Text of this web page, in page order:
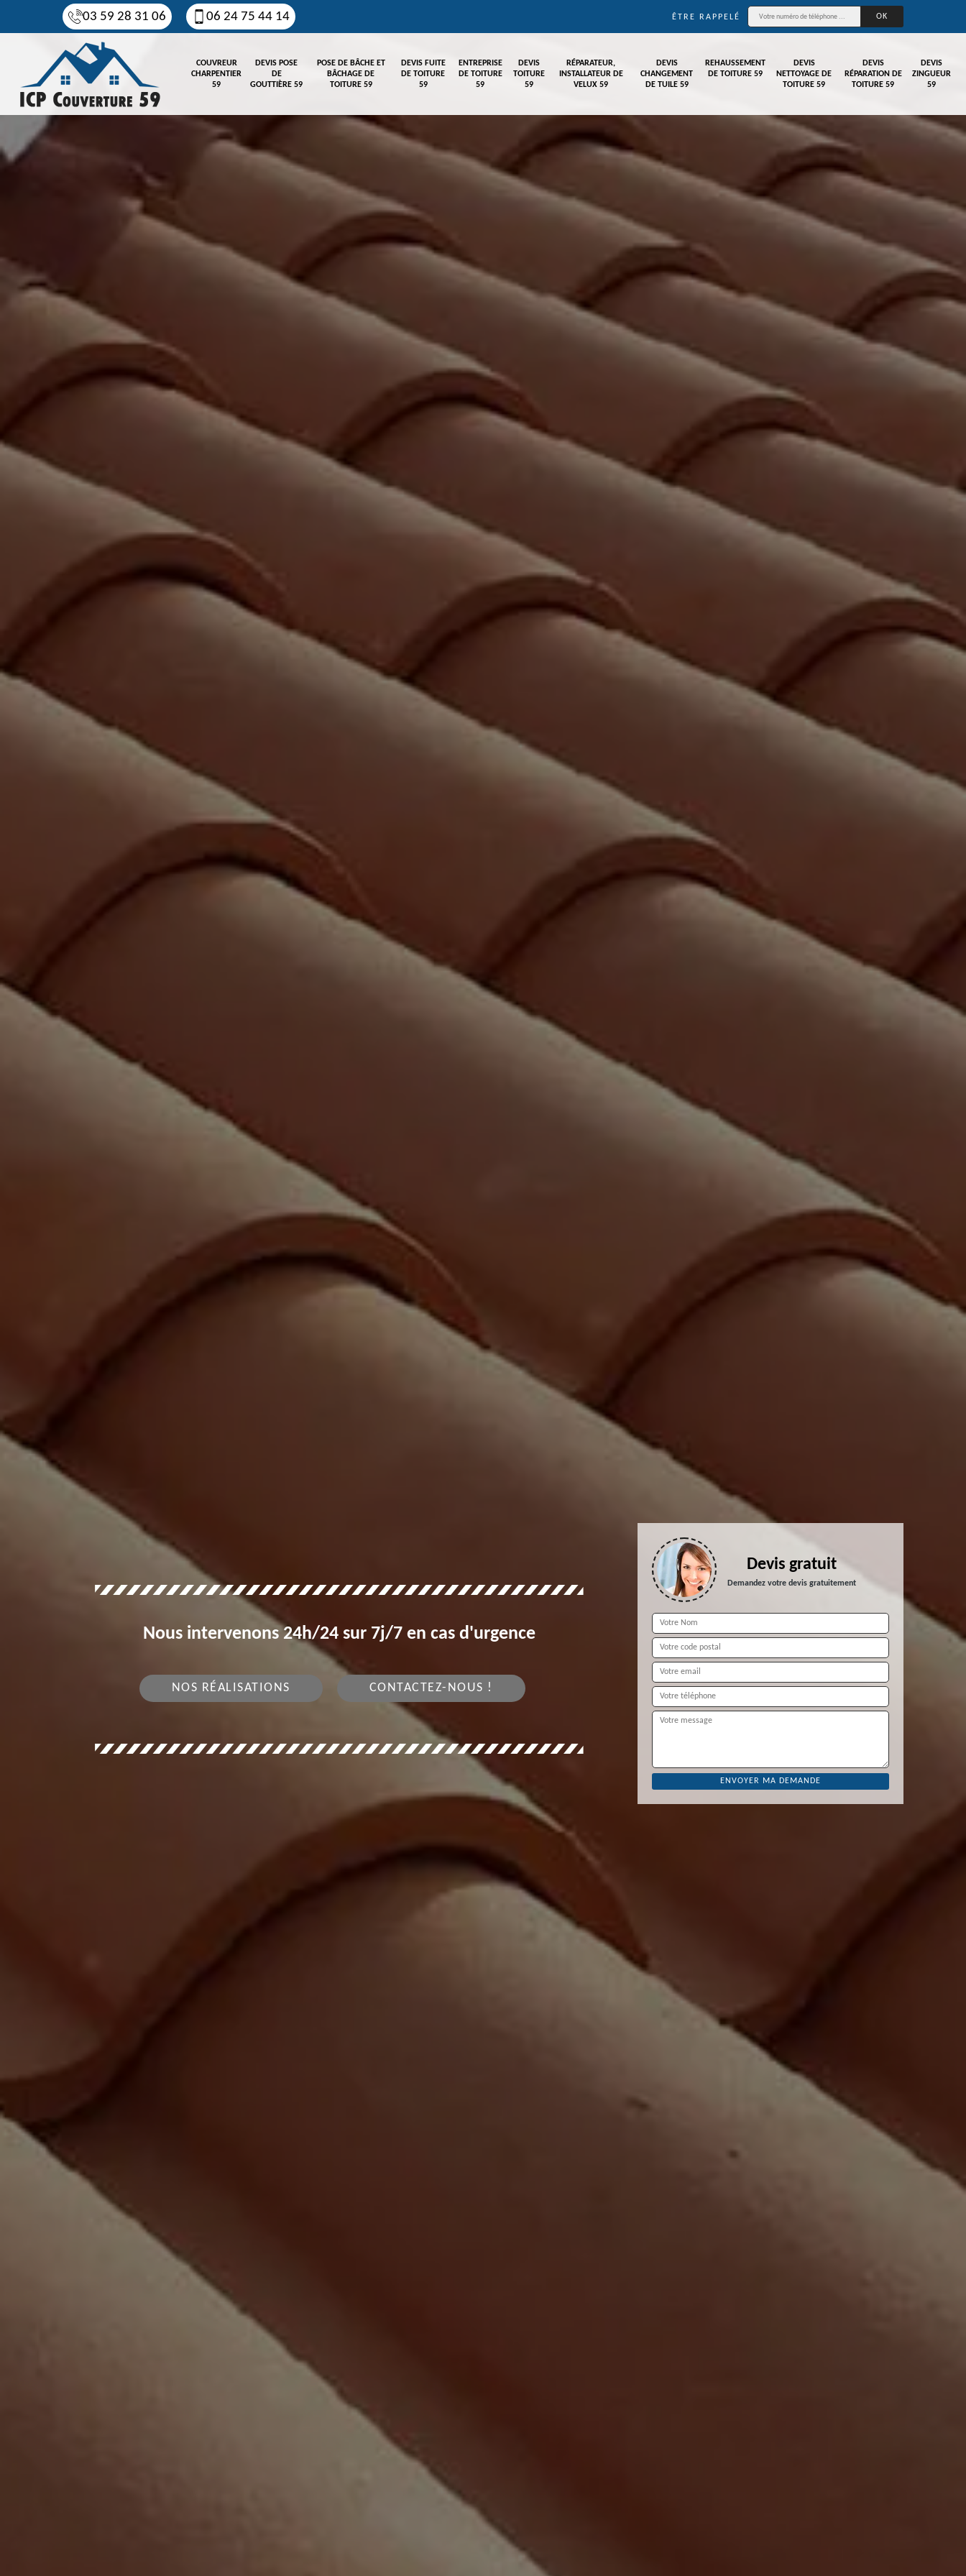
03 59 28 31 06 06 24 75 44 14 ÊTRE RAPPELÉ
COUVREUR
CHARPENTIER
59
DEVIS POSE
DE
GOUTTIÈRE 59
POSE DE BÂCHE ET
BÂCHAGE DE
TOITURE 59
DEVIS FUITE
DE TOITURE
59
ENTREPRISE
DE TOITURE
59
DEVIS
TOITURE
59
RÉPARATEUR,
INSTALLATEUR DE
VELUX 59
DEVIS
CHANGEMENT
DE TUILE 59
REHAUSSEMENT
DE TOITURE 59
DEVIS
NETTOYAGE DE
TOITURE 59
DEVIS
RÉPARATION DE
TOITURE 59
DEVIS
ZINGUEUR
59
Nous intervenons 24h/24 sur 7j/7 en cas d'urgence
NOS RÉALISATIONS CONTACTEZ-NOUS !
Devis gratuit
Demandez votre devis gratuitement